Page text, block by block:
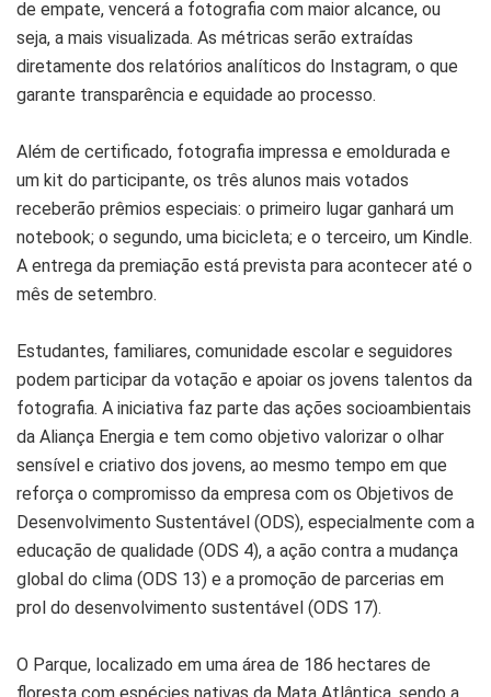
de empate, vencerá a fotografia com maior alcance, ou
seja, a mais visualizada. As métricas serão extraídas
diretamente dos relatórios analíticos do Instagram, o que
garante transparência e equidade ao processo.
Além de certificado, fotografia impressa e emoldurada e
um kit do participante, os três alunos mais votados
receberão prêmios especiais: o primeiro lugar ganhará um
notebook; o segundo, uma bicicleta; e o terceiro, um Kindle.
A entrega da premiação está prevista para acontecer até o
mês de setembro.
Estudantes, familiares, comunidade escolar e seguidores
podem participar da votação e apoiar os jovens talentos da
fotografia. A iniciativa faz parte das ações socioambientais
da Aliança Energia e tem como objetivo valorizar o olhar
sensível e criativo dos jovens, ao mesmo tempo em que
reforça o compromisso da empresa com os Objetivos de
Desenvolvimento Sustentável (ODS), especialmente com a
educação de qualidade (ODS 4), a ação contra a mudança
global do clima (ODS 13) e a promoção de parcerias em
prol do desenvolvimento sustentável (ODS 17).
O Parque, localizado em uma área de 186 hectares de